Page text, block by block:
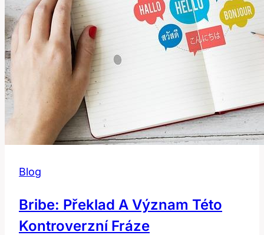
Blog
Bribe: Překlad A Význam Této
Kontroverzní Fráze